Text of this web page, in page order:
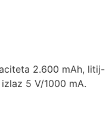
2.600 mAh, litij-
5 V/1000 mA.